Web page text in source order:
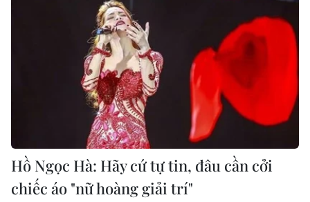
Hồ Ngọc Hà: Hãy cứ tự tin, đâu cần cởi
chiếc áo "nữ hoàng giải trí"